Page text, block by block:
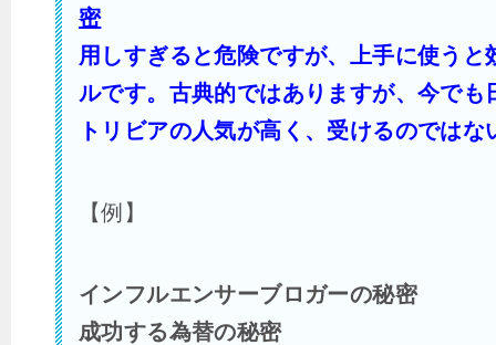
密
用しすぎると危険ですが、上手に使うと
ルです。古典的ではありますが、今でも
トリビアの人気が高く、受けるのではな
【例】
インフルエンサーブロガーの秘密
成功する為替の秘密